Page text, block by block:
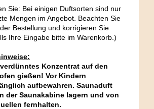
Sie: Bei einigen Duftsorten sind nur
Mengen im Angebot. Beachten Sie
Bestellung und korrigieren Sie
Ihre Eingabe bitte im Warenkorb.)
Konzentrat auf den
gießen! Vor Kindern
aufbewahren. Saunaduft
der Saunakabine lagern und von
fernhalten.